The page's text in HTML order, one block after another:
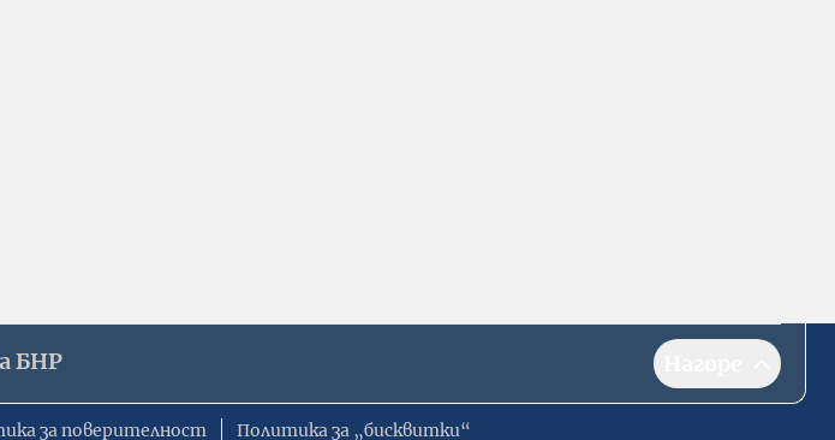
БНР
за поверителност Политика за „бисквитки“